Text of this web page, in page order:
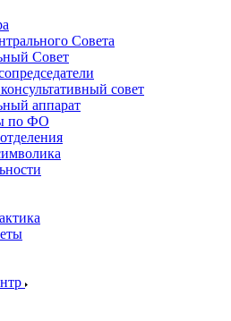
Совета
Совет
совет
аппарат
по ФО